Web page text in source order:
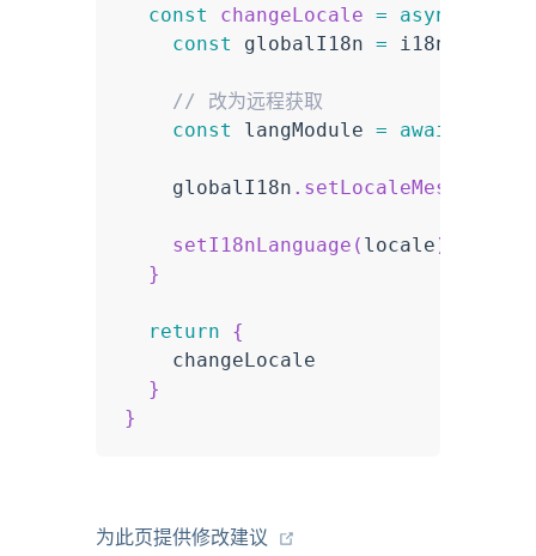
const
changeLocale = async
const
globalI18n = i18n
// 改为远程获取
const
langModule = await
    globalI18n
. setLocaleMessage
setI18nLanguage ( locale )
}
return
{
    changeLocale
}
}
为此页提供修改建议